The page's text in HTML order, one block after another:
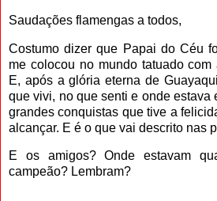
Saudações flamengas a todos,
Costumo dizer que Papai do Céu
me colocou no mundo tatuado com
E, após a glória eterna de
que vivi, no que senti e onde estava
grandes conquistas que tive a
alcançar. E é o que vai descrito nas
E os amigos? Onde estavam
campeão? Lembram?